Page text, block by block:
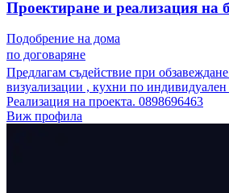
Проектиране и реализация на
Подобрение на дома
по договаряне
Предлагам съдействие при
визуализации , кухни по
Реализация на проекта. 0898696463
Виж профила